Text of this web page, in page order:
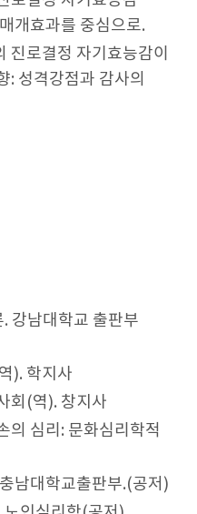
개효과를 중심으로.
진로결정 자기효능감이
: 성격강점과 감사의
강남대학교 출판부
). 학지사
회(역). 창지사
의 심리: 문화심리학적
남대학교출판부.(공저)